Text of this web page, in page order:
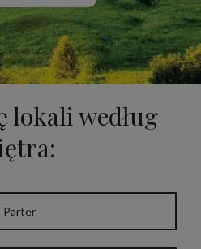
lokali według
Parter